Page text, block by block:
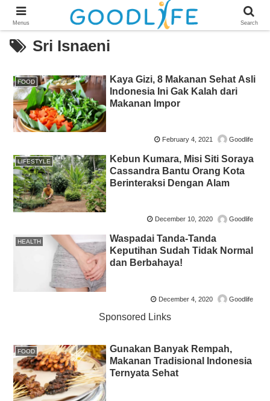
Sri Isnaeni
FOOD
Kaya Gizi, 8 Makanan Sehat Asli
Indonesia Ini Gak Kalah dari
Makanan Impor
February 4, 2021 Goodlife
LIFESTYLE
Kebun Kumara, Misi Siti Soraya
Cassandra Bantu Orang Kota
Berinteraksi Dengan Alam
December 10, 2020 Goodlife
HEALTH
Waspadai Tanda-Tanda
Keputihan Sudah Tidak Normal
dan Berbahaya!
December 4, 2020 Goodlife
Sponsored Links
FOOD
Gunakan Banyak Rempah,
Makanan Tradisional Indonesia
Ternyata Sehat
Menus Search